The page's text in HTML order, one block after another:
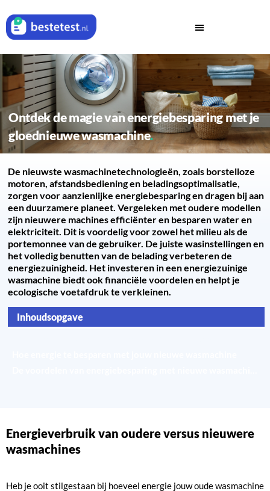
Ontdek de magie van energiebesparing met je
gloednieuwe wasmachine
De nieuwste wasmachinetechnologieën, zoals borstelloze
motoren, afstandsbediening en beladingsoptimalisatie,
zorgen voor aanzienlijke energiebesparing en dragen bij aan
een duurzamere planeet. Vergeleken met oudere modellen
zijn nieuwere machines efficiënter en besparen water en
elektriciteit. Dit is voordelig voor zowel het milieu als de
portemonnee van de gebruiker. De juiste wasinstellingen en
het volledig benutten van de belading verbeteren de
energiezuinigheid. Het investeren in een energiezuinige
wasmachine biedt ook financiële voordelen en helpt je
ecologische voetafdruk te verkleinen.
Inhoudsopgave
Energieverbruik van oudere versus nieuwere
wasmachines
Heb je ooit stilgestaan bij hoeveel energie jouw oude wasmachine